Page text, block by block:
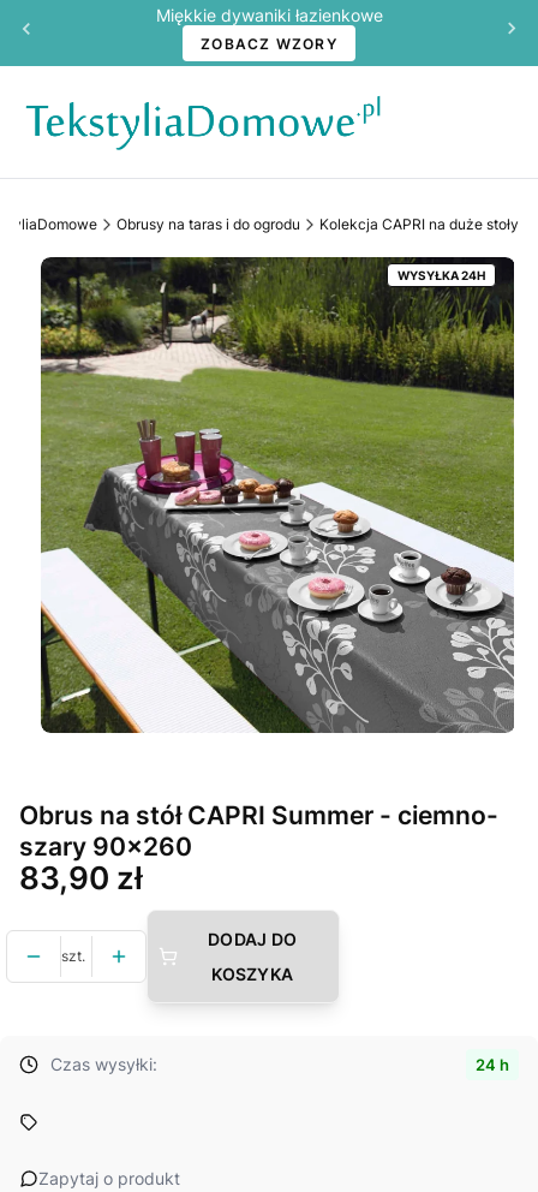
Miękkie dywaniki łazienkowe
ZOBACZ WZORY
Obrusy na taras i do ogrodu Kolekcja CAPRI na duże stoły
WYSYŁKA 24H
Obrus na stół CAPRI Summer - ciemno-
szary 90x260
Cena
83,90 zł
szt.
DODAJ DO
KOSZYKA
Czas wysyłki: 24 h
Zapytaj o produkt